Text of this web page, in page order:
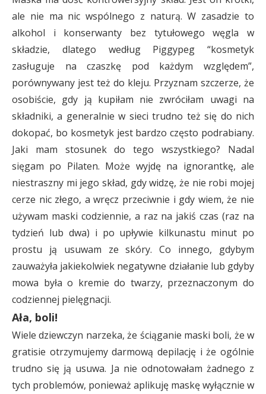
ale nie ma nic wspólnego z naturą. W zasadzie to
alkohol i konserwanty bez tytułowego węgla w
składzie, dlatego według Piggypeg “kosmetyk
zasługuje na czaszkę pod każdym względem”,
porównywany jest też do kleju. Przyznam szczerze, że
osobiście, gdy ją kupiłam nie zwróciłam uwagi na
składniki, a generalnie w sieci trudno też się do nich
dokopać, bo kosmetyk jest bardzo często podrabiany.
Jaki mam stosunek do tego wszystkiego? Nadal
sięgam po Pilaten. Może wyjdę na ignorantkę, ale
niestraszny mi jego skład, gdy widzę, że nie robi mojej
cerze nic złego, a wręcz przeciwnie i gdy wiem, że nie
używam maski codziennie, a raz na jakiś czas (raz na
tydzień lub dwa) i po upływie kilkunastu minut po
prostu ją usuwam ze skóry. Co innego, gdybym
zauważyła jakiekolwiek negatywne działanie lub gdyby
mowa była o kremie do twarzy, przeznaczonym do
codziennej pielęgnacji.
Ała, boli!
Wiele dziewczyn narzeka, że ściąganie maski boli, że w
gratisie otrzymujemy darmową depilację i że ogólnie
trudno się ją usuwa. Ja nie odnotowałam żadnego z
tych problemów, ponieważ aplikuję maskę wyłącznie w